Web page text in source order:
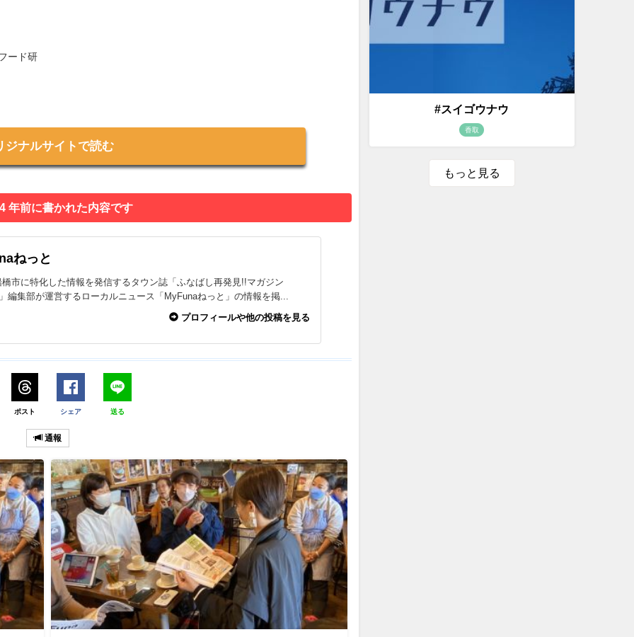
ード研
ジナルサイトで読む
年前に書かれた内容です
ねっと
市に特化した情報を発信するタウン誌「ふなばし再発見!!マガジン
編集部が運営するローカルニュース「MyFunaねっと」の情報を掲...
プロフィールや他の投稿を見る
ポスト シェア 送る
通報
#スイゴウナウ
香取
もっと見る